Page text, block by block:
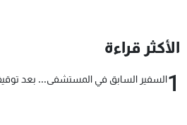
الأكثر قراءة
1السفير السابق في المستشفى... بعد